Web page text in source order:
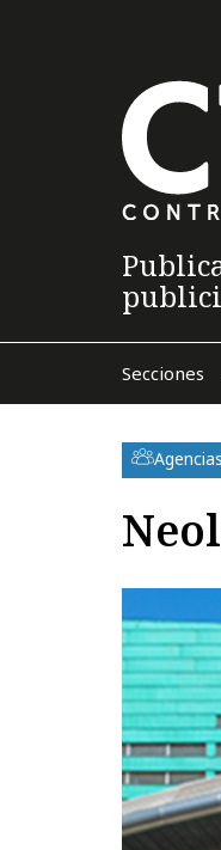
Secciones
Agencias